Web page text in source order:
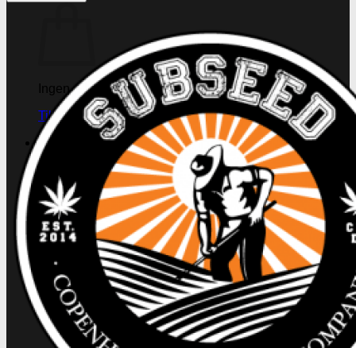
Ingen produkter i kurven.
Tilbage til shoppen
Kasse